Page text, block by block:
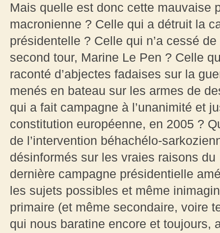
Mais quelle est donc cette mauvaise
macronienne ? Celle qui a détruit la
présidentelle ? Celle qui n’a cessé
second tour, Marine Le Pen ? Celle
raconté d’abjectes fadaises sur la
menés en bateau sur les armes de
qui a fait campagne à l’unanimité et
constitution européenne, en 2005 ?
de l’intervention béhachélo-
désinformés sur les vraies raisons
dernière campagne présidentielle
les sujets possibles et même
primaire (et même secondaire, voire
qui nous baratine encore et toujours,